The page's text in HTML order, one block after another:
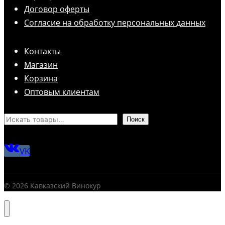
Договор оферты
Согласие на обработку персональных данных
Контакты
Магазин
Корзина
Оптовым клиентам
Поиск
VK
© 2026 Кавказский Винокур